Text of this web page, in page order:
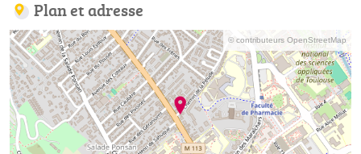
Plan et adresse
© contributeurs OpenStreetMap